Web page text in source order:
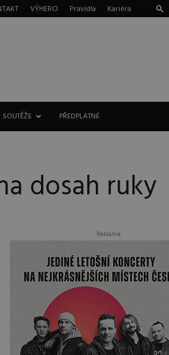
VÝHERCI Pravidla Kariéra
SOUTĚŽE PŘEDPLATNÉ
dosah ruky
Reklama